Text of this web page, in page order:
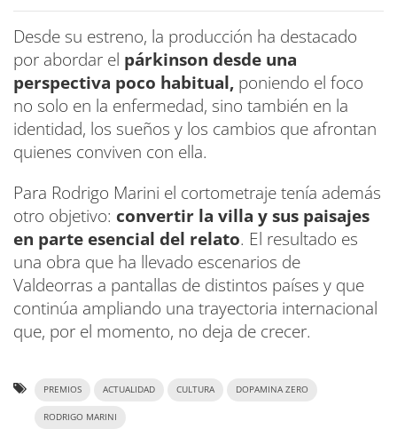
Desde su estreno, la producción ha destacado
por abordar el párkinson desde una
perspectiva poco habitual, poniendo el foco
no solo en la enfermedad, sino también en la
identidad, los sueños y los cambios que afrontan
quienes conviven con ella.
Para Rodrigo Marini el cortometraje tenía además
otro objetivo: convertir la villa y sus paisajes
en parte esencial del relato. El resultado es
una obra que ha llevado escenarios de
Valdeorras a pantallas de distintos países y que
continúa ampliando una trayectoria internacional
que, por el momento, no deja de crecer.
PREMIOS ACTUALIDAD CULTURA DOPAMINA ZERO
RODRIGO MARINI